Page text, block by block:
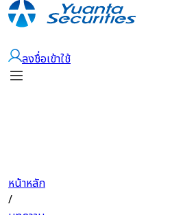
ลงชื่อเข้าใช้
หน้าหลัก
/